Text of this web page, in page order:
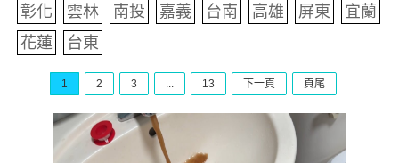
彰化
雲林 南投 嘉義 台南 高雄 屏東
宜蘭
花蓮
台東
1 2 3 ... 13 下一頁 頁尾